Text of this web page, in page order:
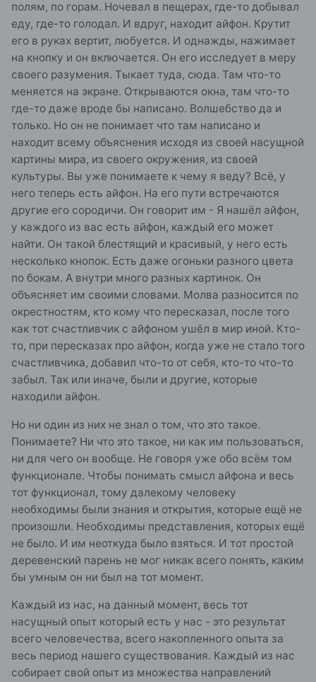
полям, по горам. Ночевал в пещерах, где-то добывал
еду, где-то голодал. И вдруг, находит айфон. Крутит
его в руках вертит, любуется. И однажды, нажимает
на кнопку и он включается. Он его исследует в меру
своего разумения. Тыкает туда, сюда. Там что-то
меняется на экране. Открываются окна, там что-то
где-то даже вроде бы написано. Волшебство да и
только. Но он не понимает что там написано и
находит всему объяснения исходя из своей насущной
картины мира, из своего окружения, из своей
культуры. Вы уже понимаете к чему я веду? Всё, у
него теперь есть айфон. На его пути встречаются
другие его сородичи. Он говорит им - Я нашёл айфон,
у каждого из вас есть айфон, каждый его может
найти. Он такой блестящий и красивый, у него есть
несколько кнопок. Есть даже огоньки разного цвета
по бокам. А внутри много разных картинок. Он
объясняет им своими словами. Молва разносится по
окрестностям, кто кому что пересказал, после того
как тот счастливчик с айфоном ушёл в мир иной. Кто-
то, при пересказах про айфон, когда уже не стало того
счастливчика, добавил что-то от себя, кто-то что-то
забыл. Так или иначе, были и другие, которые
находили айфон.
Но ни один из них не знал о том, что это такое.
Понимаете? Ни что это такое, ни как им пользоваться,
ни для чего он вообще. Не говоря уже обо всём том
функционале. Чтобы понимать смысл айфона и весь
тот функционал, тому далекому человеку
необходимы были знания и открытия, которые ещё не
произошли. Необходимы представления, которых ещё
не было. И им неоткуда было взяться. И тот простой
деревенский парень не мог никак всего понять, каким
бы умным он ни был на тот момент.
Каждый из нас, на данный момент, весь тот
насущный опыт который есть у нас - это результат
всего человечества, всего накопленного опыта за
весь период нашего существования. Каждый из нас
собирает свой опыт из множества направлений